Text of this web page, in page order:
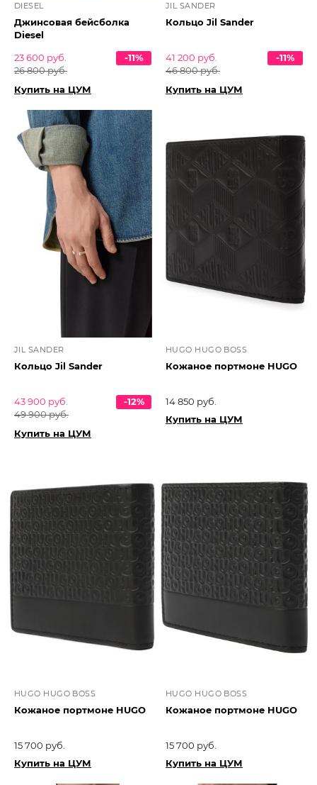
DIESEL
Джинсовая бейсболка
Diesel
23 600 руб.
26 800 руб.
-11%
Купить на ЦУМ
JIL SANDER
Кольцо Jil Sander
41 200 руб.
46 800 руб.
-11%
Купить на ЦУМ
JIL SANDER
Кольцо Jil Sander
43 900 руб.
49 900 руб.
-12%
Купить на ЦУМ
HUGO HUGO BOSS
Кожаное портмоне HUGO
14 850 руб.
Купить на ЦУМ
HUGO HUGO BOSS
Кожаное портмоне HUGO
15 700 руб.
Купить на ЦУМ
HUGO HUGO BOSS
Кожаное портмоне HUGO
15 700 руб.
Купить на ЦУМ